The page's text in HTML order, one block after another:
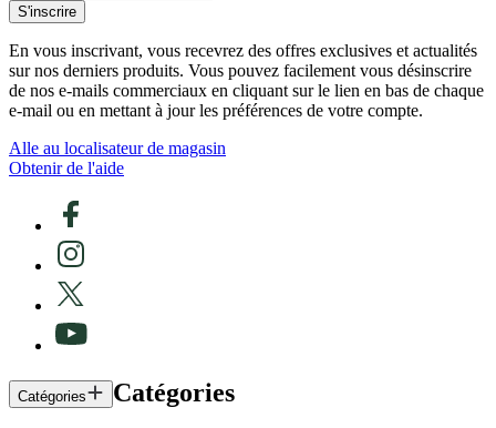
S'inscrire
En vous inscrivant, vous recevrez des offres exclusives et actualités
sur nos derniers produits. Vous pouvez facilement vous désinscrire
de nos e-mails commerciaux en cliquant sur le lien en bas de chaque
e-mail ou en mettant à jour les préférences de votre compte.
Alle au localisateur de magasin
Obtenir de l'aide
Catégories Catégories